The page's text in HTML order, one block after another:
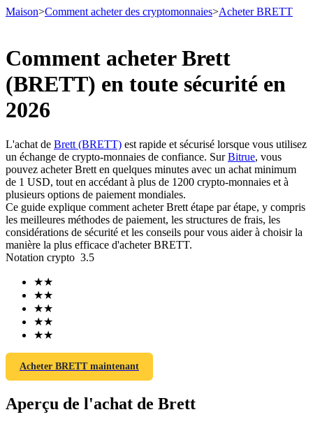
Contrats à terme
Futures USDT
Futures utilisant l'USDT comme garantie
Contrats à terme sur crypto-monnaie
Maison>Comment acheter des cryptomonnaies>Acheter BRETT
Comment acheter Brett
(BRETT) en toute sécurité en
2026
L'achat de Brett (BRETT) est rapide et sécurisé lorsque vous utilisez
un échange de crypto-monnaies de confiance. SurBitrue, vous
pouvez acheter Brett en quelques minutes avec un achat minimum
de 1 USD, tout en accédant à plus de 1200 crypto-monnaies et à
plusieurs options de paiement mondiales.
Ce guide explique comment acheter Brett étape par étape, y compris
les meilleures méthodes de paiement, les structures de frais, les
considérations de sécurité et les conseils pour vous aider à choisir la
manière la plus efficace d'acheter BRETT.
Notation crypto 3.5
★★
★★
★★
★★
★★
Acheter BRETT maintenant
Aperçu de l'achat de Brett